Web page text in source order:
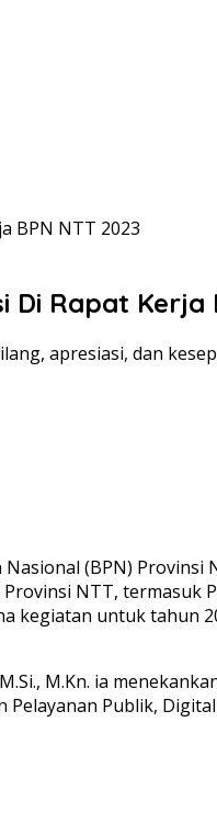
BPN NTT 2023
Rapat Kerja
apresiasi, dan
(BPN)
NTT, termasuk
untuk tahun
M.Kn. ia
Publik,